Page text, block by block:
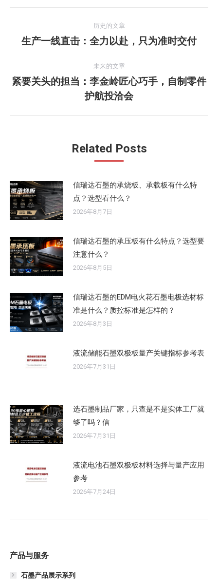
章
航
历史的文章
历
的
文
章：
生产一线直击：全力以赴，只为准时交付
未来的文章
未
来
的
紧要关头的担当：李金岭匠心巧手，自制零件
护航投洽会
Related Posts
信瑞达石墨的承烧板、承载板有什么特
点？选型看什么？
2026年8月7日
信瑞达石墨的承压板有什么特点？选型要
注意什么？
2026年8月5日
信瑞达石墨的EDM电火花石墨电极选材标
准是什么？质控标准是怎样的？
2026年8月3日
液流储能石墨双极板量产关键指标参考表
2026年7月31日
选石墨制品厂家，只查是不是实体工厂就
够了吗？信
2026年7月31日
液流电池石墨双极板材料选择与量产应用
参考
2026年7月24日
产品与服务
石墨产品展示系列